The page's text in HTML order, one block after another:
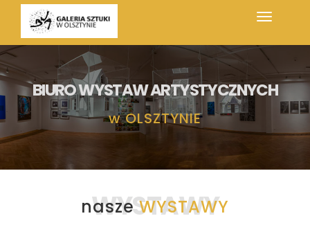
BIURO WYSTAW ARTYSTYCZNYCH
w OLSZTYNIE
WYSTAWY
naszeWYSTAWY